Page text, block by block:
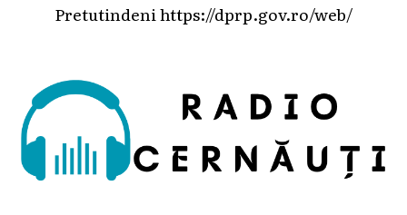
Pretutindeni https://dprp.gov.ro/web/